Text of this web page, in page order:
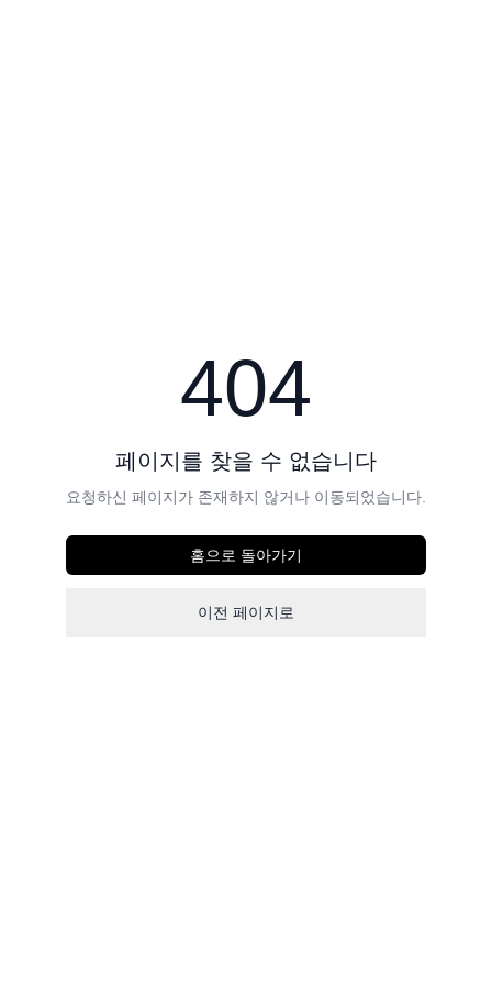
404
페이지를 찾을 수 없습니다
요청하신 페이지가 존재하지 않거나 이동되었습니다.
홈으로 돌아가기
이전 페이지로